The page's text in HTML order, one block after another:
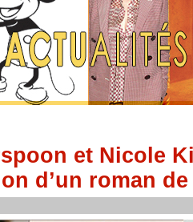
et Nicole
d’un roman